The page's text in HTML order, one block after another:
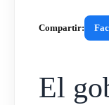
Compartir:
El